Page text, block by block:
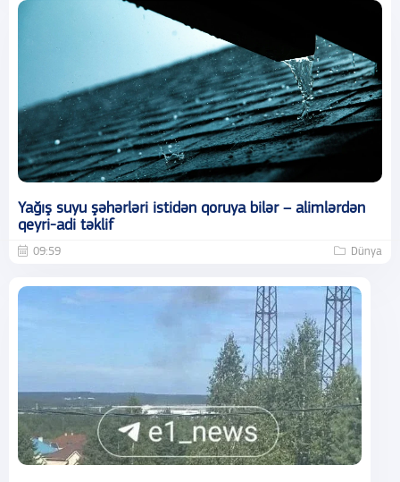
Yağış suyu şəhərləri istidən qoruya bilər – alimlərdən
qeyri-adi təklif
09:59 Dünya